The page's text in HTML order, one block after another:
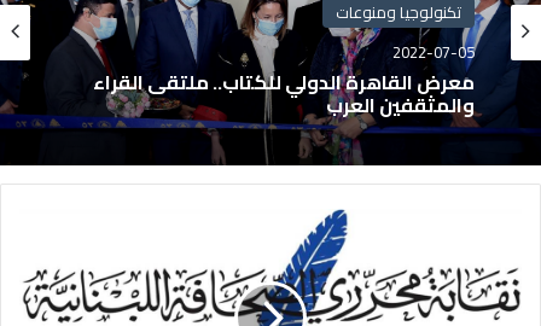
تكنولوجيا ومنوعات
2022-07-05
معرض القاهرة الدولي للكتاب.. ملتقى القراء
والمثقفين العرب